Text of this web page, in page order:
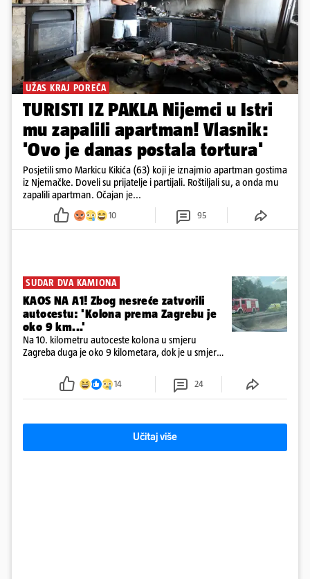
UŽAS KRAJ POREČA
TURISTI IZ PAKLA Nijemci u Istri
mu zapalili apartman! Vlasnik:
'Ovo je danas postala tortura'
Posjetili smo Markicu Kikića (63) koji je iznajmio apartman gostima
iz Njemačke. Doveli su prijatelje i partijali. Roštiljali su, a onda mu
zapalili apartman. Očajan je...
10 95
SUDAR DVA KAMIONA
KAOS NA A1! Zbog nesreće zatvorili
autocestu: 'Kolona prema Zagrebu je
oko 9 km...'
Na 10. kilometru autoceste kolona u smjeru
Zagreba duga je oko 9 kilometara, dok je u smjeru
14 24
Učitaj više